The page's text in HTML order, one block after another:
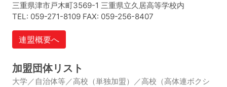
三重県津市戸木町3569-1 三重県立久居高等学校内
TEL: 059-271-8109 FAX: 059-256-8407
連盟概要へ
加盟団体リスト
大学／自治体等／高校（単独加盟）／高校（高体連ボクシ